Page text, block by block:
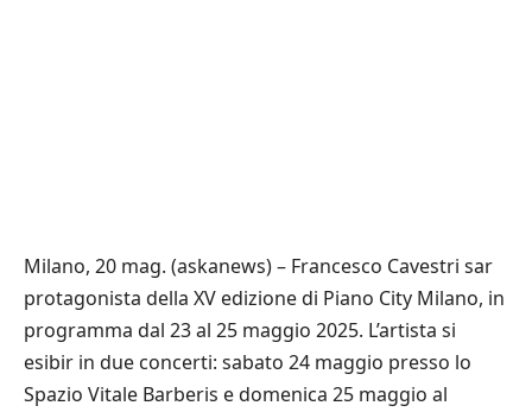
Milano, 20 mag. (askanews) – Francesco Cavestri sar
protagonista della XV edizione di Piano City Milano, in
programma dal 23 al 25 maggio 2025. L’artista si
esibir in due concerti: sabato 24 maggio presso lo
Spazio Vitale Barberis e domenica 25 maggio al